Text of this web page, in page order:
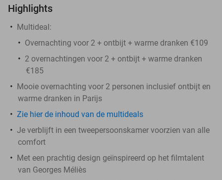
Highlights
Multideal:
Overnachting voor 2 + ontbijt + warme dranken €109
2 overnachtingen voor 2 + ontbijt + warme dranken
€185
Mooie overnachting voor 2 personen inclusief ontbijt en
warme dranken in Parijs
Zie hier de inhoud van de multideals
Je verblijft in een tweepersoonskamer voorzien van alle
comfort
Met een prachtig design geïnspireerd op het filmtalent
van Georges Méliès